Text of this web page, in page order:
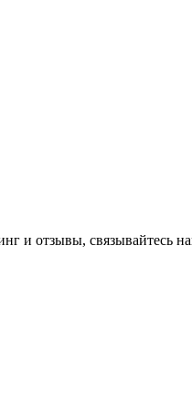
и отзывы, связывайтесь